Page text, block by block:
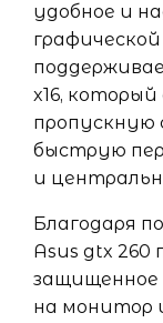
удобное и
x16,
пропускную
быструю
и
Благодаря
Asus gtx 260
защищенное
на монитор